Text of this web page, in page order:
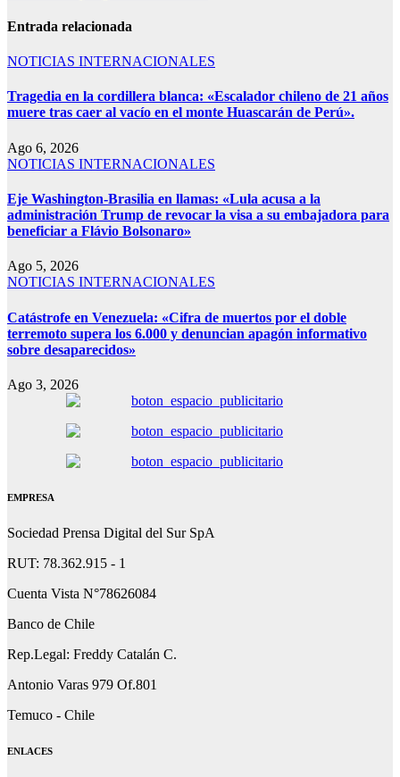
Entrada relacionada
NOTICIAS INTERNACIONALES
Tragedia en la cordillera blanca: «Escalador chileno de 21 años
muere tras caer al vacío en el monte Huascarán de Perú».
Ago 6, 2026
NOTICIAS INTERNACIONALES
Eje Washington-Brasilia en llamas: «Lula acusa a la
administración Trump de revocar la visa a su embajadora para
beneficiar a Flávio Bolsonaro»
Ago 5, 2026
NOTICIAS INTERNACIONALES
Catástrofe en Venezuela: «Cifra de muertos por el doble
terremoto supera los 6.000 y denuncian apagón informativo
sobre desaparecidos»
Ago 3, 2026
EMPRESA
Sociedad Prensa Digital del Sur SpA
RUT: 78.362.915 - 1
Cuenta Vista N°78626084
Banco de Chile
Rep.Legal: Freddy Catalán C.
Antonio Varas 979 Of.801
Temuco - Chile
ENLACES